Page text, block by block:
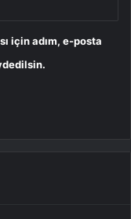
için adım, e-posta